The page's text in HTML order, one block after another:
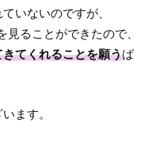
いないのですが、
ることができたので、
てくれることを願うば
ます。